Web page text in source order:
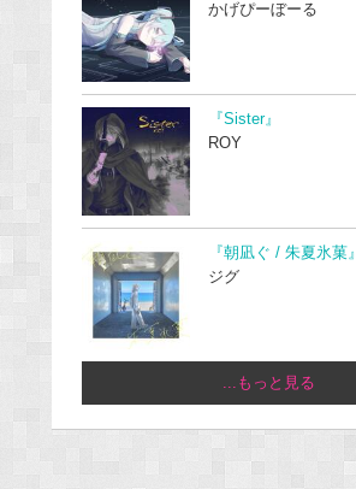
かげぴーぼーる
『Sister』
ROY
『朝凪ぐ / 朱夏氷菓』
ジグ
...もっと見る